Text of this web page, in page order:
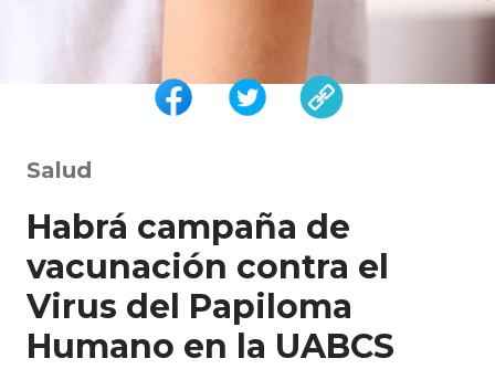
Salud
Habrá campaña de
vacunación contra el
Virus del Papiloma
Humano en la UABCS